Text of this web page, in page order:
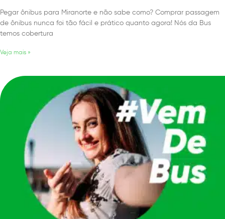
Pegar ônibus para Miranorte e não sabe como? Comprar passagem
de ônibus nunca foi tão fácil e prático quanto agora! Nós da Bus
temos cobertura
Veja mais »